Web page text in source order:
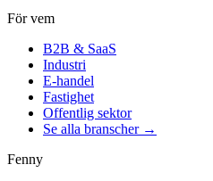
För vem
B2B & SaaS
Industri
E-handel
Fastighet
Offentlig sektor
Se alla branscher →
Fenny